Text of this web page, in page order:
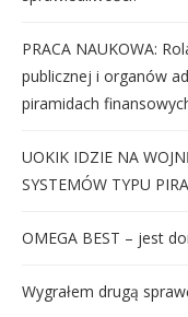
PRACA NAUKOWA:
publicznej i organów
piramidach
UOKIK IDZIE NA
SYSTEMÓW TYPU
OMEGA BEST – jest
Wygrałem drugą